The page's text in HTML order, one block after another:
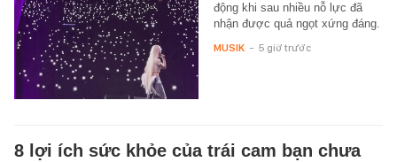
động khi sau nhiều nỗ lực đã
nhận được quả ngọt xứng đáng.
MUSIK - 5 giờ trước
8 lợi ích sức khỏe của trái cam bạn chưa